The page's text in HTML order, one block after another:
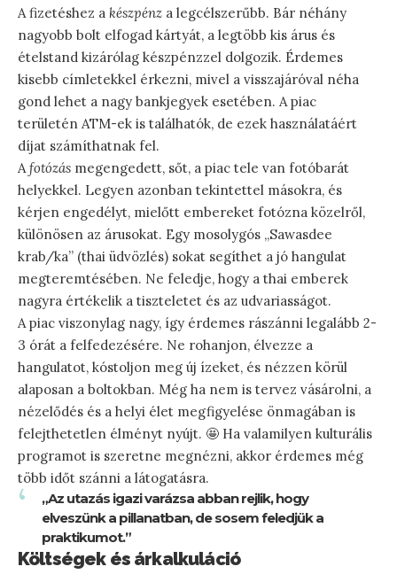
A fizetéshez a készpénz a legcélszerűbb. Bár néhány
nagyobb bolt elfogad kártyát, a legtöbb kis árus és
ételstand kizárólag készpénzzel dolgozik. Érdemes
kisebb címletekkel érkezni, mivel a visszajáróval néha
gond lehet a nagy bankjegyek esetében. A piac
területén ATM-ek is találhatók, de ezek használatáért
díjat számíthatnak fel.
Afotózás megengedett, sőt, a piac tele van fotóbarát
helyekkel. Legyen azonban tekintettel másokra, és
kérjen engedélyt, mielőtt embereket fotózna közelről,
különösen az árusokat. Egy mosolygós „Sawasdee
krab/ka” (thai üdvözlés) sokat segíthet a jó hangulat
megteremtésében. Ne feledje, hogy a thai emberek
nagyra értékelik a tiszteletet és az udvariasságot.
A piac viszonylag nagy, így érdemes rászánni legalább 2-
3 órát a felfedezésére. Ne rohanjon, élvezze a
hangulatot, kóstoljon meg új ízeket, és nézzen körül
alaposan a boltokban. Még ha nem is tervez vásárolni, a
nézelődés és a helyi élet megfigyelése önmagában is
felejthetetlen élményt nyújt. 🤩 Ha valamilyen kulturális
programot is szeretne megnézni, akkor érdemes még
több időt szánni a látogatásra.
„Az utazás igazi varázsa abban rejlik, hogy
elveszünk a pillanatban, de sosem feledjük a
praktikumot.”
Költségek és árkalkuláció